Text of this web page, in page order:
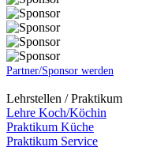
Partner/Sponsor werden
Lehrstellen / Praktikum
Lehre Koch/Köchin
Praktikum Küche
Praktikum Service